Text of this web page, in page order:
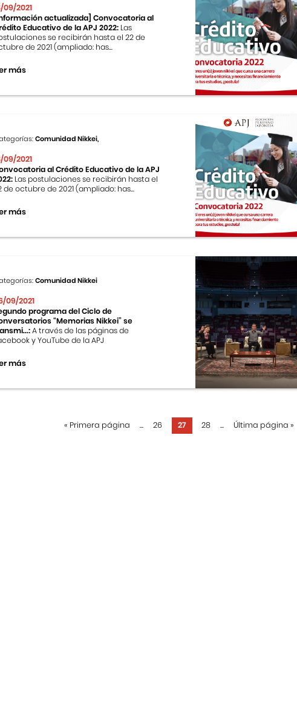
09/2021
actualizada] Convocatoria al
Educativo de la APJ 2022: Las
se recibirán hasta el 22 de
de 2021 (ampliado: has...
más
Comunidad Nikkei,
09/2021
al Crédito Educativo de la APJ
Las postulaciones se recibirán hasta el
de octubre de 2021 (ampliado: has...
más
Comunidad Nikkei
09/2021
programa del Ciclo de
“Memorias Nikkei” se
A través de las páginas de
y YouTube de la APJ
más
« Primera página ... 26 27 28 ... Última página »